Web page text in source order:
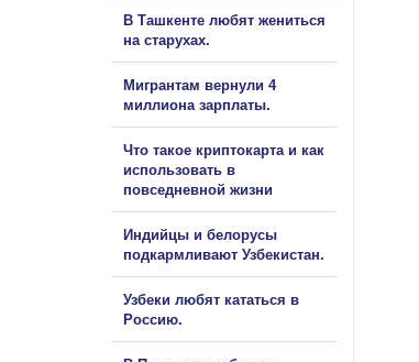
В Ташкенте любят жениться
на старухах.
Мигрантам вернули 4
миллиона зарплаты.
Что такое криптокарта и как
использовать в
повседневной жизни
Индийцы и белорусы
подкармливают Узбекистан.
Узбеки любят кататься в
Россию.